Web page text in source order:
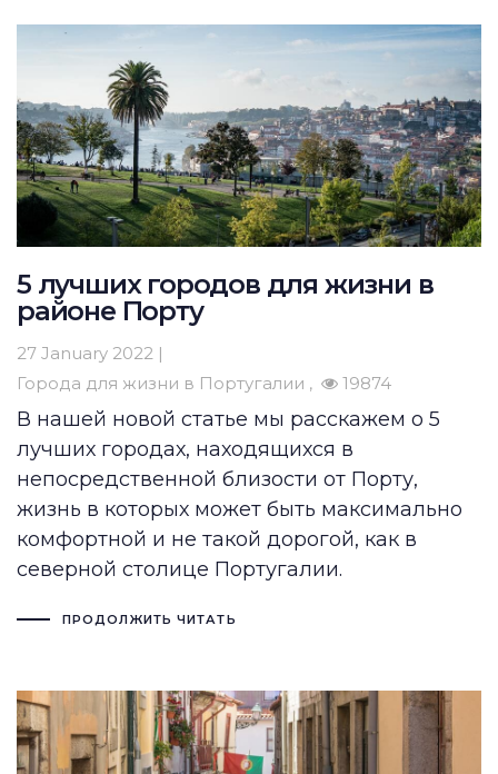
5 лучших городов для жизни в
районе Порту
27 January 2022 |
Города для жизни в Португалии
19874
В нашей новой статье мы расскажем о 5
лучших городах, находящихся в
непосредственной близости от Порту,
жизнь в которых может быть максимально
комфортной и не такой дорогой, как в
северной столице Португалии.
ПРОДОЛЖИТЬ ЧИТАТЬ